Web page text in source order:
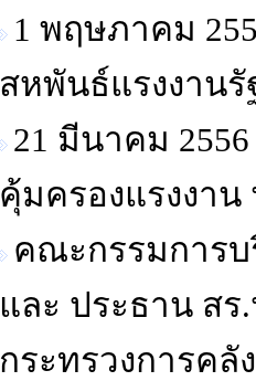
1 พฤษภาคม
สหพันธ์แรงงาน
21 มีนาคม
คุ้มครองแรงงา
คณะกรรมการ
และ ประธาน ส
กระทรวงการค